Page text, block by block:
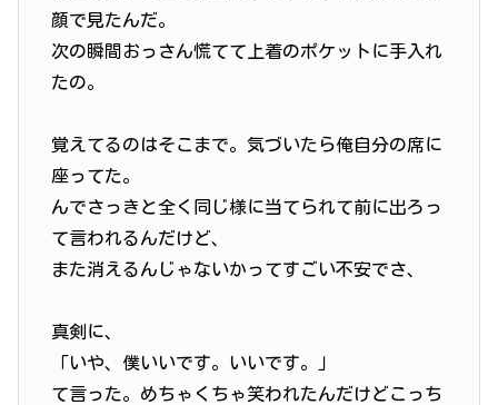
顔で見たんだ。
次の瞬間おっさん慌てて上着のポケットに手入れ
たの。
覚えてるのはそこまで。気づいたら俺自分の席に
座ってた。
んでさっきと全く同じ様に当てられて前に出ろっ
て言われるんだけど、
また消えるんじゃないかってすごい不安でさ、
真剣に、
「いや、僕いいです。いいです。」
て言った。めちゃくちゃ笑われたんだけどこっち